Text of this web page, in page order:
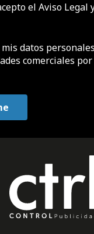
el Aviso Legal
datos
comerciales